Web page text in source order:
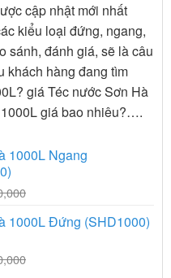
cập nhật mới nhất
kiểu loại đứng, ngang,
sánh, đánh giá, sẽ là câu
khách hàng đang tìm
giá Téc nước Sơn Hà
giá bao nhiêu?….
1000L Ngang
1000L Đứng (SHD1000)